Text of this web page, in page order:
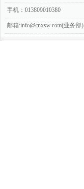
手机：013809010380
邮箱:info@cnxsw.com(业务部)